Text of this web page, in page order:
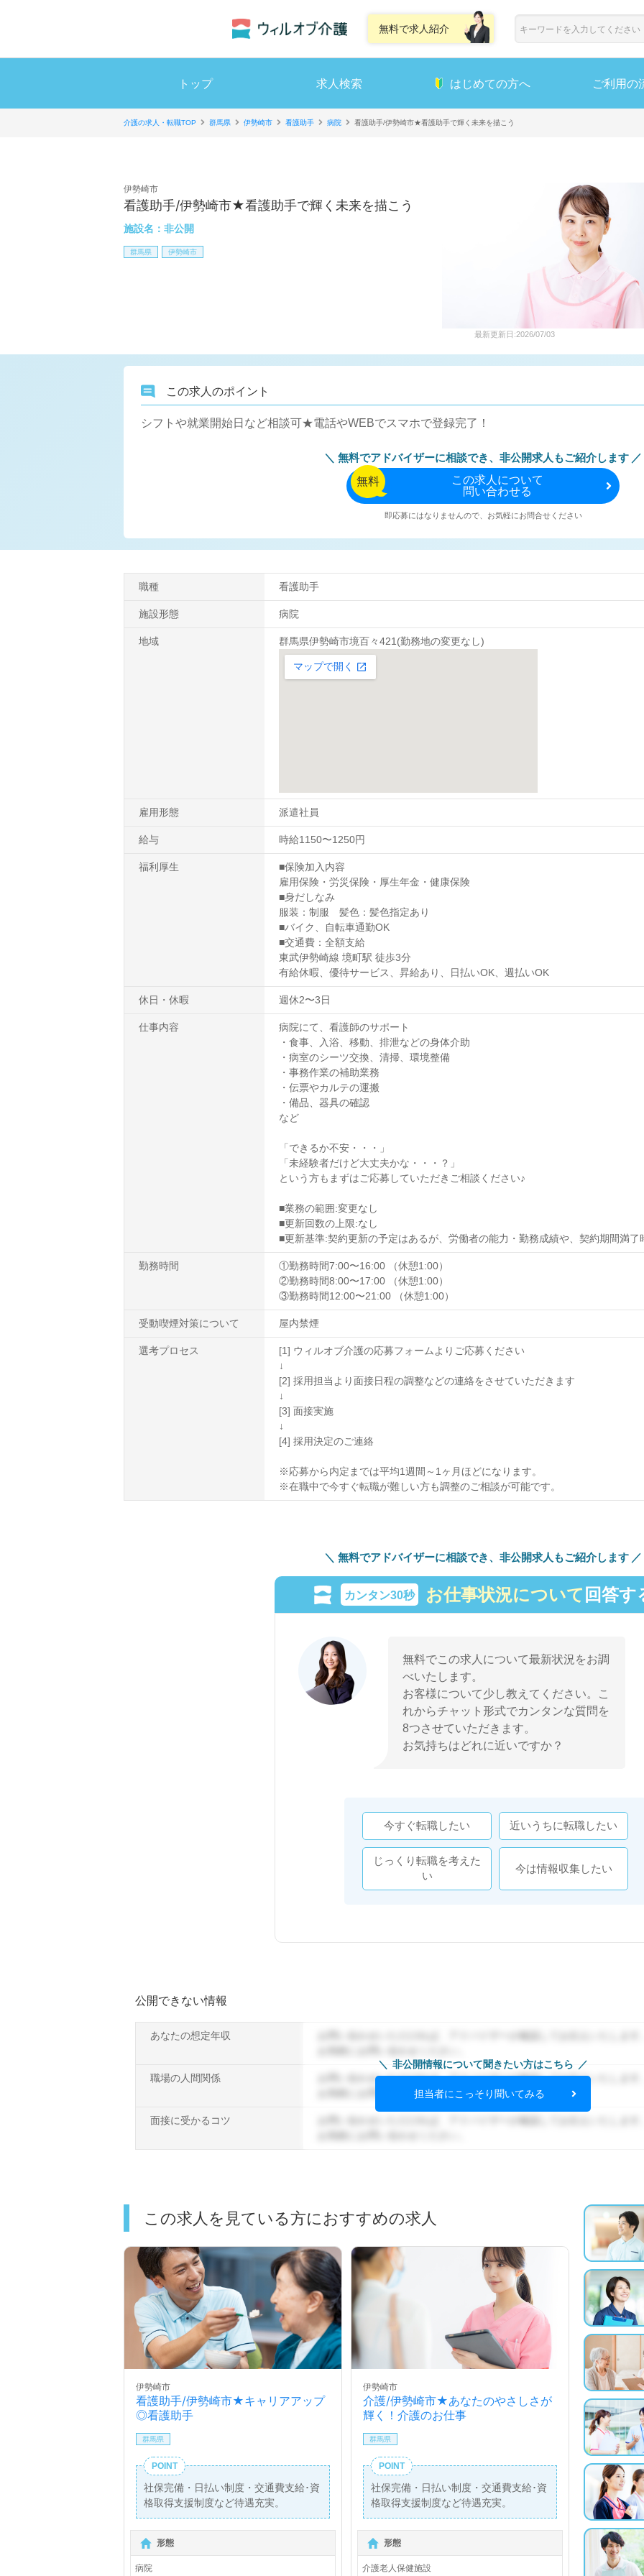
無料で求人紹介
トップ 求人検索 はじめての方へ ご利用の
介護の求人・転職TOP 群馬県 伊勢崎市 看護助手 病院 看護助手/伊勢崎市★看護助手で輝く未来を描こう
看護助手/伊勢崎市★看護助手で輝く未来を描こう
施設名： 非公開
伊勢崎市
群馬県 伊勢崎市
最新更新日:2026/07/03
この求人のポイント
シフトや就業開始日など相談可★電話やWEBでスマホで登録完了！
無料でアドバイザーに相談でき、 非公開求人もご紹介します
無料
この求人について
問い合わせる
即応募にはなりませんので、お気軽にお問合せください
職種 看護助手
施設形態 病院
地域 群馬県伊勢崎市境百々421(勤務地の変更なし)
雇用形態 派遣社員
給与 時給1150〜1250円
福利厚生
■保険加入内容
雇用保険・労災保険・厚生年金・健康保険
■身だしなみ
服装：制服 髪色：髪色指定あり
■バイク、自転車通勤OK
■交通費：全額支給
東武伊勢崎線 境町駅 徒歩3分
有給休暇、優待サービス、昇給あり、日払いOK、週払いOK
休日・休暇 週休2〜3日
仕事内容
病院にて、看護師のサポート
・食事、入浴、移動、排泄などの身体介助
・病室のシーツ交換、清掃、環境整備
・事務作業の補助業務
・伝票やカルテの運搬
・備品、器具の確認
など
「できるか不安・・・」
「未経験者だけど大丈夫かな・・・？」
という方もまずはご応募していただきご相談ください♪
■業務の範囲:変更なし
■更新回数の上限:なし
■更新基準:契約更新の予定はあるが、労働者の能力・勤務成績や、契約期間満
勤務時間
①勤務時間7:00〜16:00 （休憩1:00）
②勤務時間8:00〜17:00 （休憩1:00）
③勤務時間12:00〜21:00 （休憩1:00）
受動喫煙対策について 屋内禁煙
選考プロセス
[1] ウィルオブ介護の応募フォームよりご応募ください
↓
[2] 採用担当より面接日程の調整などの連絡をさせていただきます
↓
[3] 面接実施
↓
[4] 採用決定のご連絡
※応募から内定までは平均1週間～1ヶ月ほどになります。
※在職中で今すぐ転職が難しい方も調整のご相談が可能です。
無料でアドバイザーに相談でき、 非公開求人もご紹介します
カンタン30秒 お仕事状況について 回答す
無料でこの求人について最新状況をお調
べいたします。
お客様について少し教えてください。こ
れからチャット形式でカンタンな質問を
8つさせていただきます。
お気持ちはどれに近いですか？
今すぐ転職したい 近いうちに転職したい
じっくり転職を考えた
い
今は情報収集したい
公開できない情報
あなたの想定年収
職場の人間関係
お問い合わせいただければ、アドバイザーが確認してお伝えいたします
お気軽にお問い合わせください。
面接に受かるコツ
非公開情報について聞きたい方はこちら
担当者にこっそり聞いてみる
この求人を見ている方におすすめの求人
看護助手/伊勢崎市★キャリアアップ
◎看護助手
伊勢崎市
群馬県
POINT
社保完備・日払い制度・交通費支給･資
格取得支援制度など待遇充実。
形態
病院
介護/伊勢崎市★あなたのやさしさが
輝く！介護のお仕事
伊勢崎市
群馬県
POINT
社保完備・日払い制度・交通費支給･資
格取得支援制度など待遇充実。
形態
介護老人保健施設